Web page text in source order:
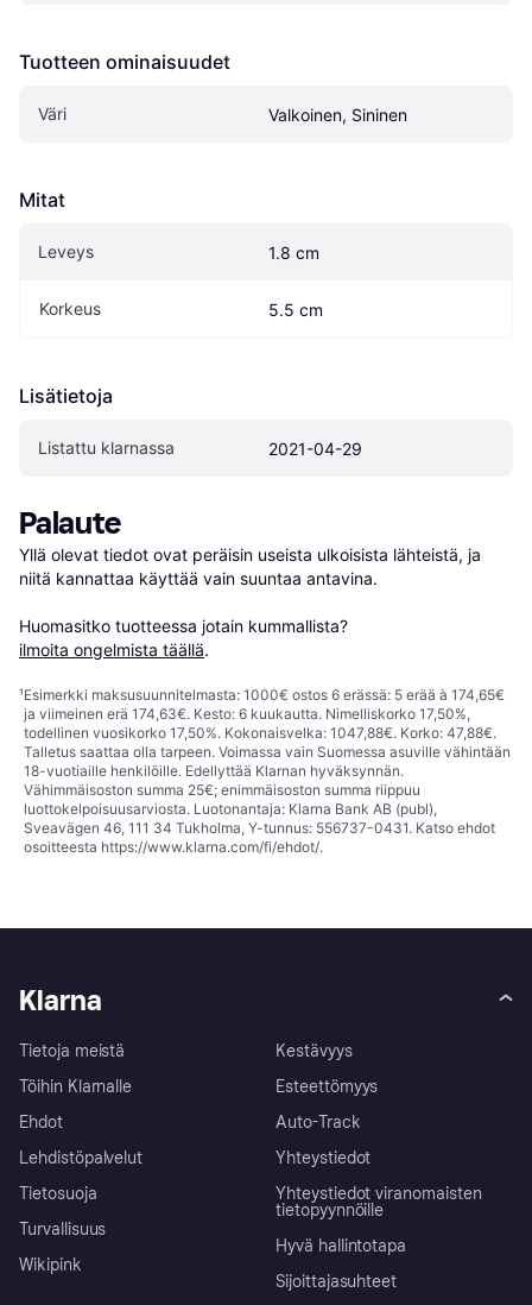
Tuotteen ominaisuudet
Väri Valkoinen, Sininen
Mitat
Leveys 1.8 cm
Korkeus 5.5 cm
Lisätietoja
Listattu klarnassa 2021-04-29
Palaute
Yllä olevat tiedot ovat peräisin useista ulkoisista lähteistä, ja
niitä kannattaa käyttää vain suuntaa antavina.
Huomasitko tuotteessa jotain kummallista?
ilmoita ongelmista täällä.
¹Esimerkki maksusuunnitelmasta: 1000€ ostos 6 erässä: 5 erää à 174,65€
ja viimeinen erä 174,63€. Kesto: 6 kuukautta. Nimelliskorko 17,50%,
todellinen vuosikorko 17,50%. Kokonaisvelka: 1047,88€. Korko: 47,88€.
Talletus saattaa olla tarpeen. Voimassa vain Suomessa asuville vähintään
18-vuotiaille henkilöille. Edellyttää Klarnan hyväksynnän.
Vähimmäisoston summa 25€; enimmäisoston summa riippuu
luottokelpoisuusarviosta. Luotonantaja: Klarna Bank AB (publ),
Sveavägen 46, 111 34 Tukholma, Y-tunnus: 556737-0431. Katso ehdot
osoitteesta https://www.klarna.com/fi/ehdot/.
Klarna
Tietoja meistä
Töihin Klarnalle
Ehdot
Lehdistöpalvelut
Tietosuoja
Turvallisuus
Wikipink
Kestävyys
Esteettömyys
Auto-Track
Yhteystiedot
Yhteystiedot viranomaisten
tietopyynnöille
Hyvä hallintotapa
Sijoittajasuhteet